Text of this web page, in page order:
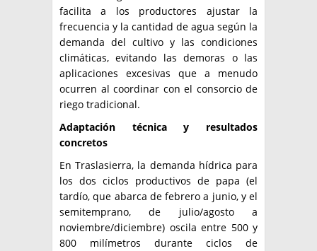
facilita a los productores ajustar la
frecuencia y la cantidad de agua según la
demanda del cultivo y las condiciones
climáticas, evitando las demoras o las
aplicaciones excesivas que a menudo
ocurren al coordinar con el consorcio de
riego tradicional.
Adaptación técnica y resultados
concretos
En Traslasierra, la demanda hídrica para
los dos ciclos productivos de papa (el
tardío, que abarca de febrero a junio, y el
semitemprano, de julio/agosto a
noviembre/diciembre) oscila entre 500 y
800 milímetros durante ciclos de